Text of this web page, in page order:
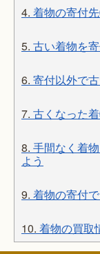
4. 着物の寄付
5. 古い着物を
6. 寄付以外で
7. 古くなった
8. 手間なく着
よう
9. 着物の寄付
10. 着物の買取